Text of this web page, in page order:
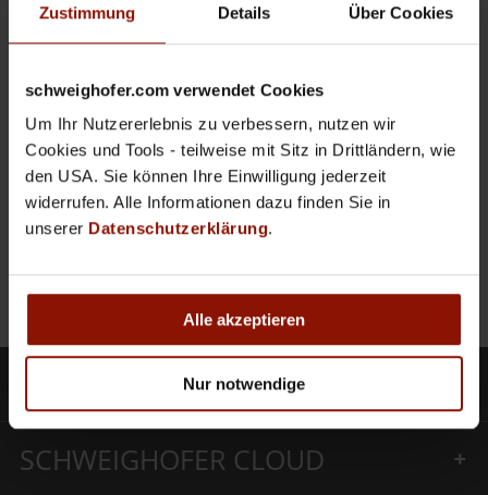
Zustimmung Details Über Cookies
schweighofer.com verwendet Cookies
Um Ihr Nutzererlebnis zu verbessern, nutzen wir
Cookies und Tools - teilweise mit Sitz in Drittländern, wie
den USA. Sie können Ihre Einwilligung jederzeit
widerrufen. Alle Informationen dazu finden Sie in
unserer Datenschutzerklärung.
Alle akzeptieren
Nur notwendige
Sehr geehrter Kunde,
vielen Dank für Ihr Interesse an unserem
Schulungsangebot. Der von Ihnen gewünschte
Termin findet leider nicht statt.
Vielleicht finden Sie einen Alternativtermin in
unserer Terminübersicht
Wir bitten um Ihr Verständnis.
SCHWEIGHOFER CLOUD